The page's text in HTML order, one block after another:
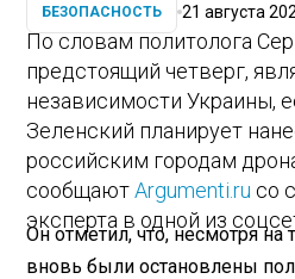
БЕЗОПАСНОСТЬ 21 августа
По словам политолога
предстоящий четверг,
независимости Украины,
Зеленский планирует
российским городам
сообщаютArgumenti.ru со
эксперта в одной из
Он отметил, что, несмотря на
вновь были остановлены